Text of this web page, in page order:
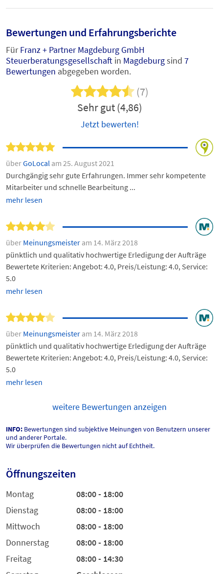
Bewertungen und Erfahrungsberichte
FürFranz + Partner Magdeburg GmbH
Steuerberatungsgesellschaft in Magdeburgsind 7
Bewertungen abgegeben worden.
(7)
Sehr gut (4,86)
Jetzt bewerten!
überGoLocal am 25. August 2021
Durchgängig sehr gute Erfahrungen. Immer sehr kompetente
Mitarbeiter und schnelle Bearbeitung ...
mehr lesen
über Meinungsmeister am 14. März 2018
pünktlich und qualitativ hochwertige Erledigung der Aufträge
Bewertete Kriterien: Angebot: 4.0, Preis/Leistung: 4.0, Service:
5.0
mehr lesen
über Meinungsmeister am 14. März 2018
pünktlich und qualitativ hochwertige Erledigung der Aufträge
Bewertete Kriterien: Angebot: 4.0, Preis/Leistung: 4.0, Service:
5.0
mehr lesen
weitere Bewertungen anzeigen
INFO: Bewertungen sind subjektive Meinungen von Benutzern unserer
und anderer Portale.
Wir überprüfen die Bewertungen nicht auf Echtheit.
Öffnungszeiten
Montag
08:00 - 18:00
Dienstag
08:00 - 18:00
Mittwoch
08:00 - 18:00
Donnerstag
08:00 - 18:00
Freitag
08:00 - 14:30